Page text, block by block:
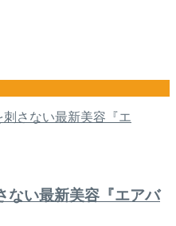
ない最新美容『エアバ